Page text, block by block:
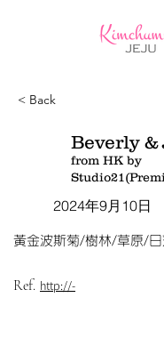
< Back
Beverly &
from HK by
2024年9月10日
黃金波斯菊/樹林/草原/日
Ref. http://-